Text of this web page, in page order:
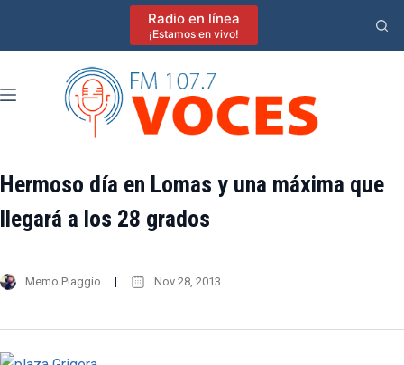
Radio en línea
¡Estamos en vivo!
Hermoso día en Lomas y una máxima que
llegará a los 28 grados
Memo Piaggio Nov 28, 2013